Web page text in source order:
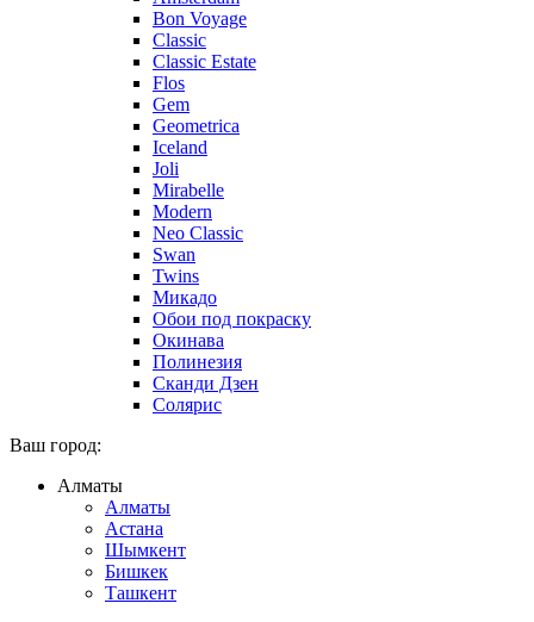
Bon Voyage
Classic
Classic Estate
Flos
Gem
Geometrica
Iceland
Joli
Mirabelle
Modern
Neo Classic
Swan
Twins
Микадо
Обои под покраску
Окинава
Полинезия
Сканди Дзен
Солярис
Ваш город:
Алматы
Алматы
Астана
Шымкент
Бишкек
Ташкент